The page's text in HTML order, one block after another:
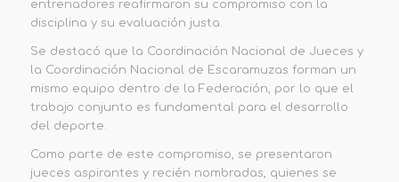
entrenadores reafirmaron su compromiso con la
disciplina y su evaluación justa.
Se destacó que la Coordinación Nacional de Jueces y
la Coordinación Nacional de Escaramuzas forman un
mismo equipo dentro de la Federación, por lo que el
trabajo conjunto es fundamental para el desarrollo
del deporte.
Como parte de este compromiso, se presentaron
jueces aspirantes y recién nombradas, quienes se